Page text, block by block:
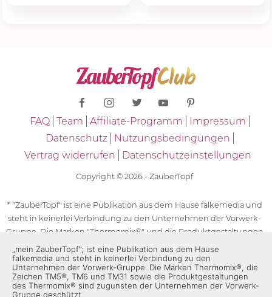
FAQ Team Affiliate-Programm
Impressum
Datenschutz
Nutzungsbedingungen
Vertrag widerrufen
Datenschutzeinstellungen
Copyright © 2026 - ZauberTopf
* "ZauberTopf" ist eine Publikation aus dem Hause falkemedia und
steht in keinerlei Verbindung zu den Unternehmen der Vorwerk-
Gruppe. Die Marken "Thermomix®" und die Produktgestaltungen
des "Thermomix®" sind eingetragene Marken der Unternehmen
der Vorwerk-Gruppe. Die Marken Thermomix®, die Zeichen TM5®,
TM6 und TM31 sowie die Produktgestaltungen des Thermomix®
sind zugunsten der Unternehmen der Vorwerk-Gruppe
„mein ZauberTopf”; ist eine Publikation aus dem Hause
falkemedia und steht in keinerlei Verbindung zu den
Unternehmen der Vorwerk-Gruppe. Die Marken Thermomix®, die
Zeichen TM5®, TM6 und TM31 sowie die Produktgestaltungen
des Thermomix® sind zugunsten der Unternehmen der Vorwerk-
Gruppe geschützt.